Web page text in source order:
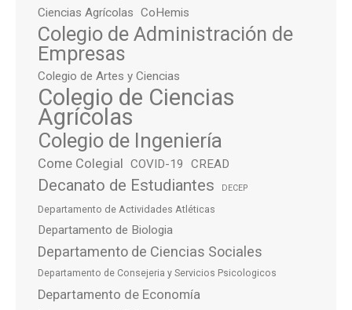
Ciencias Agrícolas CoHemis
Colegio de Administración de
Empresas
Colegio de Artes y Ciencias
Colegio de Ciencias
Agrícolas
Colegio de Ingeniería
Come Colegial COVID-19 CREAD
Decanato de Estudiantes DECEP
Departamento de Actividades Atléticas
Departamento de Biologia
Departamento de Ciencias Sociales
Departamento de Consejeria y Servicios Psicologicos
Departamento de Economía